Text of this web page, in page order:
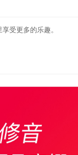
受更多的乐趣。